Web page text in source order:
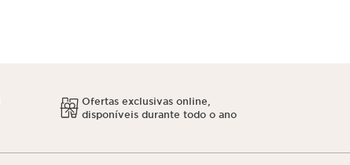
Ofertas exclusivas online,
disponíveis durante todo o ano